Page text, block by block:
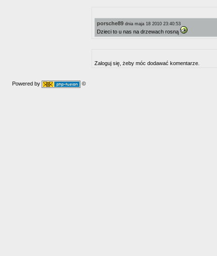
porsche89 dnia maja 18 2010 23:40:53
Dzieci to u nas na drzewach rosną
Zaloguj się, żeby móc dodawać komentarze.
Powered by ©